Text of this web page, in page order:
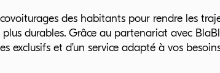
des habitants pour rendre les
durables. Grâce au partenariat avec
exclusifs et d’un service adapté à vos